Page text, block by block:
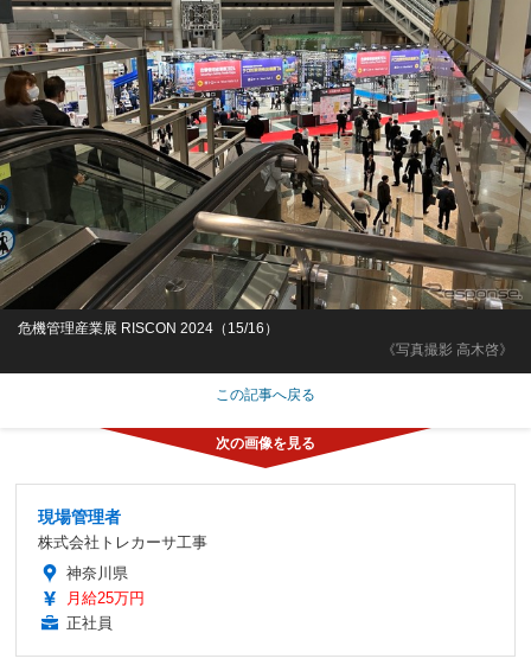
《写真撮影 高木啓》
危機管理産業展 RISCON 2024（15/16）
この記事へ戻る
現場管理者
株式会社トレカーサ工事
神奈川県
月給25万円
正社員